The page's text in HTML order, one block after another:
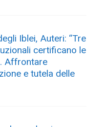
Iblei, Auteri: “Tre
certificano le
Affrontare
e tutela delle